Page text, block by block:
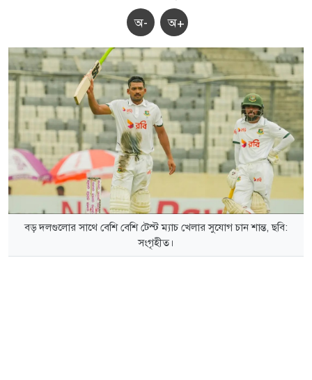
অ- অ+
বড় দলগুলোর সাথে বেশি বেশি টেস্ট ম্যাচ খেলার সুযোগ চান শান্ত, ছবি:
সংগৃহীত।